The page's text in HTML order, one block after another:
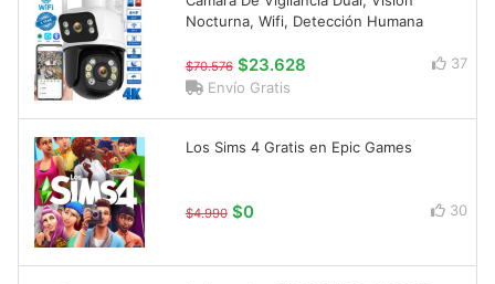
Nocturna, Wifi, Detección Humana
$70.576 $23.628
37
Envío Gratis
Los Sims 4 Gratis en Epic Games
$4.990 $0 30